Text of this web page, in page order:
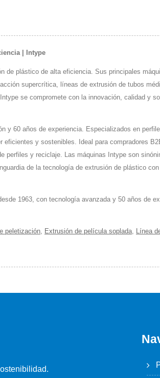
| Intype
de plástico de alta eficiencia. Sus principales
supercrítica, líneas de extrusión de tubos
se compromete con la innovación, calidad y
y 60 años de experiencia. Especializados en
y sostenibles. Ideal para compradores
y reciclaje. Las máquinas Intype son
de la tecnología de extrusión de plástico
1963, con tecnología avanzada y 50 años de
peletización, Extrusión de película soplada, Línea